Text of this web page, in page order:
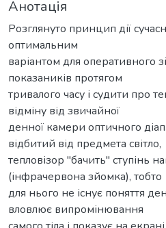
Анотація
Розглянуто принцип дії
оптимальним
варіантом для оперативного
показаників протягом
тривалого часу і судити про
відміну від звичайної
денної камери оптичного
відбитий від предмета світло,
тепловізор "бачить" ступінь
(інфрачервона зйомка), тобто
для нього не існує поняття
вловлює випромінювання